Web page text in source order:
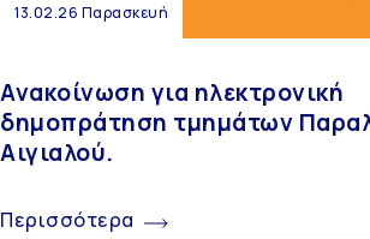
13.02.26 Παρασκευή
Ανακοίνωση για ηλεκτρονική
δημοπράτηση τμημάτων
Αιγιαλού.
Περισσότερα